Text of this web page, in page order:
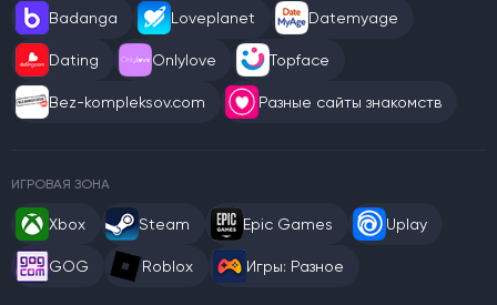
Badanga Loveplanet Datemyage
Dating Onlylove Topface
Bez-kompleksov.com Разные сайты знакомств
ИГРОВАЯ ЗОНА
Xbox Steam Epic Games Uplay
GOG Roblox Игры: Разное